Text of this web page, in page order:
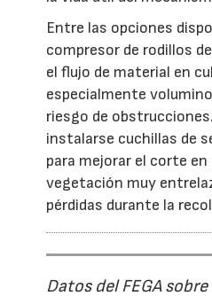
Entre las opciones
compresor de rodillos
el flujo de material en
especialmente
riesgo de
instalarse cuchillas de
para mejorar el corte en
vegetación muy
pérdidas durante la
Datos del FEGA